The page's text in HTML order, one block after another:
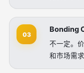
03
Bonding
不一定。
和市场需